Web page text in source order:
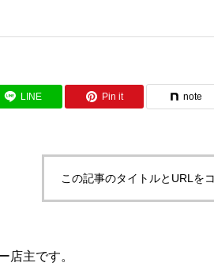
LINE Pin it note
この記事のタイトルとURLを
店主です。